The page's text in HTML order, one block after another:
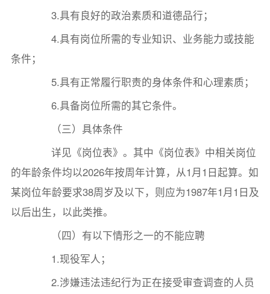
3.具有良好的政治素质和道德品行；
4.具有岗位所需的专业知识、业务能力或技能
条件；
5.具有正常履行职责的身体条件和心理素质；
6.具备岗位所需的其它条件。
（三）具体条件
详见《岗位表》。其中《岗位表》中相关岗位
的年龄条件均以2026年按周年计算，从1月1日起算。如
某岗位年龄要求38周岁及以下，则应为1987年1月1日及
以后出生，以此类推。
（四）有以下情形之一的不能应聘
1.现役军人；
2.涉嫌违法违纪行为正在接受审查调查的人员